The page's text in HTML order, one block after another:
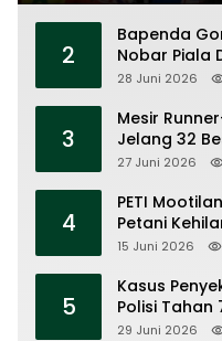
2
Bapenda
Nobar Piala
Ruang UMKM
28 Juni 2026
3
Mesir
Jelang 32
27 Juni 2026
4
PETI
Petani
Fokus
15 Juni 2026
5
Kasus
Polisi Tahan
29 Juni 2026